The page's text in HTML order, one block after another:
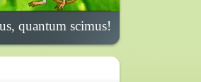
quantum scimus!